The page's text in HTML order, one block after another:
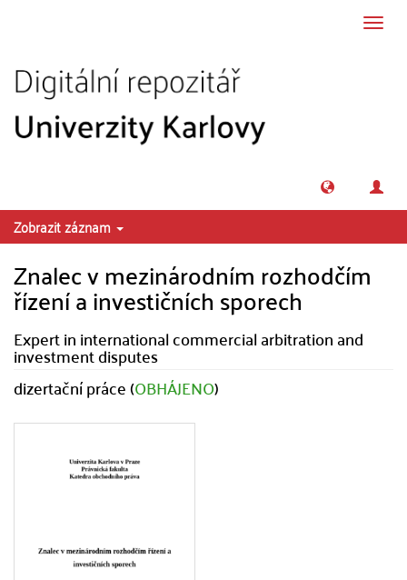
Zobrazit záznam
Znalec v mezinárodním rozhodčím
řízení a investičních sporech
Expert in international commercial arbitration and
investment disputes
dizertační práce (OBHÁJENO)